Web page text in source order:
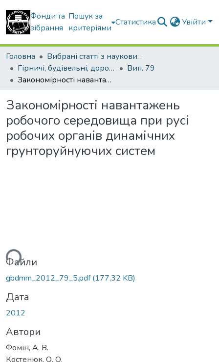
Фонди та
зібрання
Пошук за
критеріями
Статистика Увійти
Головна
Вибрані статті з наукових збірників КНУБА
Гірничі, будівельні, дорожні та меліоративні машини
Вип. 79
Закономірності навантажень робочого середовища при русі робочих органів динамічних грунторуйнуючих систем
Закономірності навантажень
робочого середовища при русі
робочих органів динамічних
грунторуйнуючих систем
Файли
gbdmm_2012_79_5.pdf(177,32 KB)
Дата
2012
Автори
Фомін, А. В.
Костенюк, О. О.